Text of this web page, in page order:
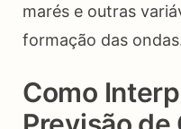
marés e outras
formação das
Como